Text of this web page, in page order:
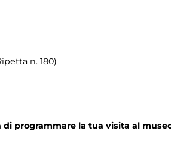
n. 180)
di programmare la tua visita al